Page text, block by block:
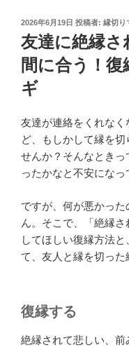
投
稿
日:
2026年6月19日 投稿者: 縁切り
友達に絶縁
間に合う！
ギ
友達が連絡をくれな
ど、もしかして縁を
せんか？そんなときっ
ったかなと不安になっ
ですが、何が悪かっ
ん。そこで、「絶縁
してほしい復縁方法
て、友人と縁を切った
復縁する
絶縁されて悲しい、